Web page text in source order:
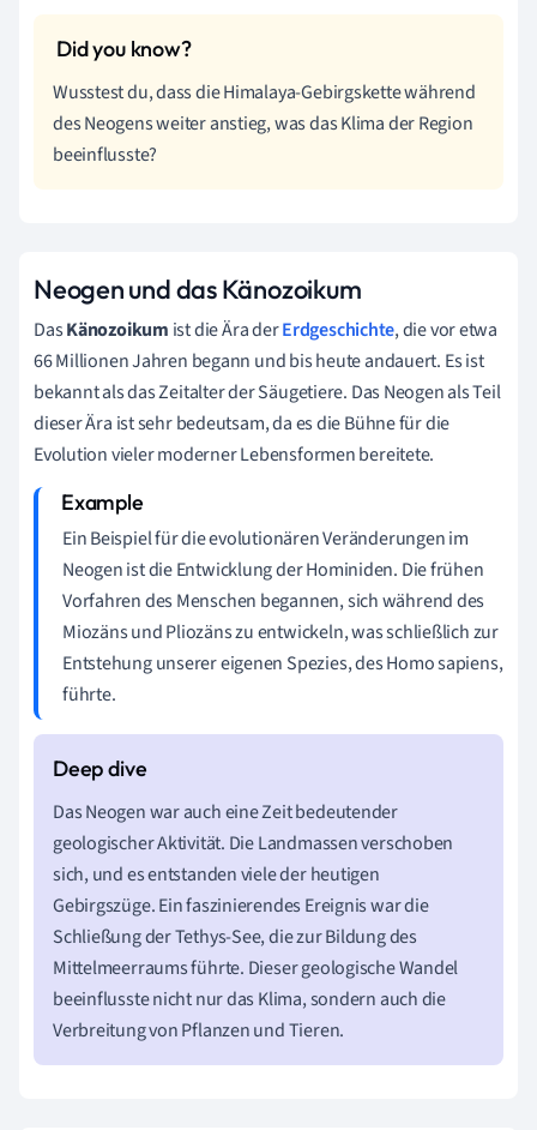
Wusstest du, dass die Himalaya-Gebirgskette während
des Neogens weiter anstieg, was das Klima der Region
beeinflusste?
Neogen und das Känozoikum
DasKänozoikum ist die Ära derErdgeschichte, die vor etwa
66 Millionen Jahren begann und bis heute andauert. Es ist
bekannt als das Zeitalter der Säugetiere. Das Neogen als Teil
dieser Ära ist sehr bedeutsam, da es die Bühne für die
Evolution vieler moderner Lebensformen bereitete.
Ein Beispiel für die evolutionären Veränderungen im
Neogen ist die Entwicklung der Hominiden. Die frühen
Vorfahren des Menschen begannen, sich während des
Miozäns und Pliozäns zu entwickeln, was schließlich zur
Entstehung unserer eigenen Spezies, des Homo sapiens,
führte.
Das Neogen war auch eine Zeit bedeutender
geologischer Aktivität. Die Landmassen verschoben
sich, und es entstanden viele der heutigen
Gebirgszüge. Ein faszinierendes Ereignis war die
Schließung der Tethys-See, die zur Bildung des
Mittelmeerraums führte. Dieser geologische Wandel
beeinflusste nicht nur das Klima, sondern auch die
Verbreitung von Pflanzen und Tieren.